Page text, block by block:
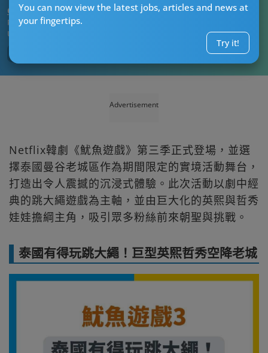
You can now view the latest jobs, articles and news at
your fingertips.
Try it!
CTgoodjobs’ Editor
Published:2025-07-04 14:45
Updated:
Advertisement
Netflix韓劇《魷魚遊戲》第三季正式登場，並選
擇泰國曼谷老城區作為期間限定的實境活動舞台，
打造出令人震撼的沉浸式體驗。此次活動以劇中經
典的跳大繩遊戲為主軸，並由巨大化的英熙與哲秀
娃娃擔綱主角，吸引眾多粉絲前來朝聖與挑戰。
泰國有得玩跳大繩！巨型英熙哲秀空降老城